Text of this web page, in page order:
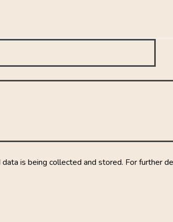
is being collected and stored. For further